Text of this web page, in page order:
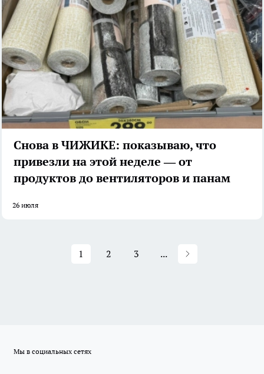
Снова в ЧИЖИКЕ: показываю, что
привезли на этой неделе — от
продуктов до вентиляторов и панам
26 июля
1 2 3 ...
Мы в социальных сетях